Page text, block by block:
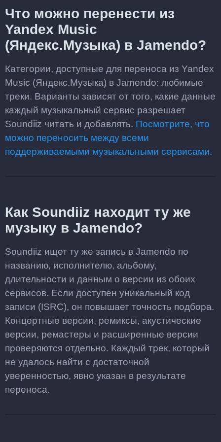
Что можно перенести из
Yandex Music
(Яндекс.Музыка) в Jamendo?
Категории, доступные для переноса из Yandex
Music (Яндекс.Музыка) в Jamendo: любимые
треки. Варианты зависят от того, какие данные
каждый музыкальный сервис разрешает
Soundiiz читать и добавлять. Посмотрите, что
можно переносить между всеми
поддерживаемыми музыкальными сервисами.
Как Soundiiz находит ту же
музыку в Jamendo?
Soundiiz ищет ту же запись в Jamendo по
названию, исполнителю, альбому,
длительности и данным о версии из обоих
сервисов. Если доступен уникальный код
записи (ISRC), он повышает точность подбора.
Концертные версии, ремиксы, акустические
версии, ремастеры и расширенные версии
проверяются отдельно. Каждый трек, который
не удалось найти с достаточной
уверенностью, явно указан в результате
переноса.